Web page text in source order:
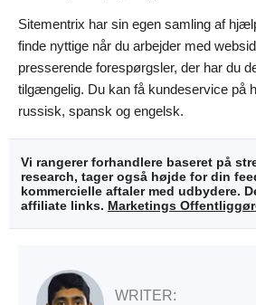
Sitementrix har sin egen samling af
finde nyttige når du arbejder med
presserende forespørgsler, der har du
tilgængelig. Du kan få kundeservice på
russisk, spansk og engelsk.
Vi rangerer forhandlere baseret på
research, tager også højde for din
kommercielle aftaler med udbydere.
affiliate links. Marketings
WRITER: